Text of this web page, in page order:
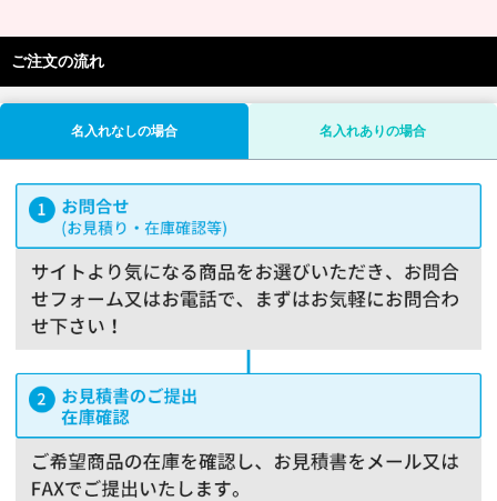
ご注文の流れ
名入れなしの場合 名入れありの場合